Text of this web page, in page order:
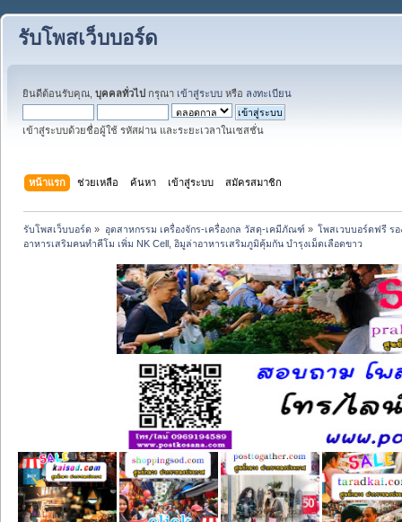
รับโพสเว็บบอร์ด
ยินดีต้อนรับคุณ, บุคคลทั่วไป กรุณา เข้าสู่ระบบ หรือ ลงทะเบียน
เข้าสู่ระบบด้วยชื่อผู้ใช้ รหัสผ่าน และระยะเวลาในเซสชั่น
หน้าแรก ช่วยเหลือ ค้นหา เข้าสู่ระบบ สมัครสมาชิก
รับโพสเว็บบอร์ด » อุตสาหกรรม เครื่องจักร-เครื่องกล วัสดุ-เคมีภัณฑ์ » โพสเวบบอร์ดฟรี รอ
อาหารเสริมคนทำคีโม เพิ่ม NK Cell, อิมูล่าอาหารเสริมภูมิคุ้มกัน บำรุงเม็ดเลือดขาว